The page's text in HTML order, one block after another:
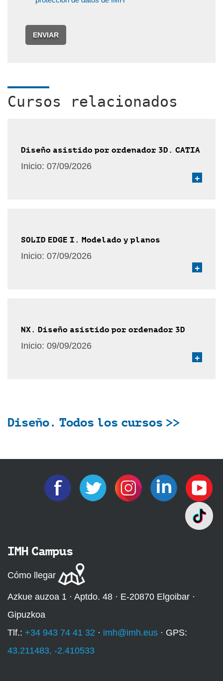
ENVIAR
Cursos relacionados
Diseño asistido por ordenador 3D. CATIA
Inicio: 07/09/2026
+
SOLID EDGE I. Modelado y planos
Inicio: 07/09/2026
+
NX. Diseño asistido por ordenador 3D
Inicio: 09/09/2026
+
Diseño. Todos los cursos >>
IMH Campus
Cómo llegar
Azkue auzoa 1 · Aptdo. 48 · E-20870 Elgoibar ·
Gipuzkoa
Tlf.: +34 943 74 41 32 · imh@imh.eus · GPS:
43.211483, -2.410533